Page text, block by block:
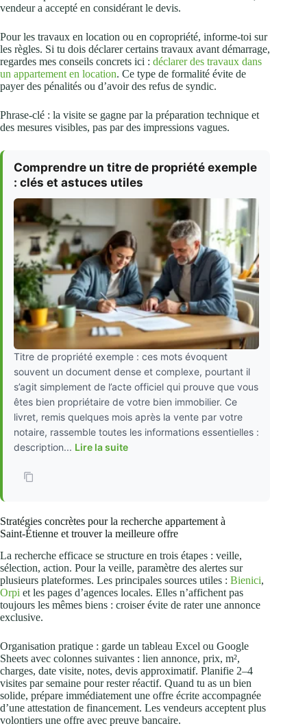
vendeur a accepté en considérant le devis.
Pour les travaux en location ou en copropriété, informe‑toi sur
les règles. Si tu dois déclarer certains travaux avant démarrage,
regardes mes conseils concrets ici : déclarer des travaux dans
un appartement en location. Ce type de formalité évite de
payer des pénalités ou d’avoir des refus de syndic.
Phrase‑clé : la visite se gagne par la préparation technique et
des mesures visibles, pas par des impressions vagues.
Comprendre un titre de propriété exemple
: clés et astuces utiles
Titre de propriété exemple : ces mots évoquent
souvent un document dense et complexe, pourtant il
s’agit simplement de l’acte officiel qui prouve que vous
êtes bien propriétaire de votre bien immobilier. Ce
livret, remis quelques mois après la vente par votre
notaire, rassemble toutes les informations essentielles :
description... Lire la suite
Stratégies concrètes pour la recherche appartement à
Saint‑Étienne et trouver la meilleure offre
La recherche efficace se structure en trois étapes : veille,
sélection, action. Pour la veille, paramètre des alertes sur
plusieurs plateformes. Les principales sources utiles : Bienici,
Orpi et les pages d’agences locales. Elles n’affichent pas
toujours les mêmes biens : croiser évite de rater une annonce
exclusive.
Organisation pratique : garde un tableau Excel ou Google
Sheets avec colonnes suivantes : lien annonce, prix, m²,
charges, date visite, notes, devis approximatif. Planifie 2–4
visites par semaine pour rester réactif. Quand tu as un bien
solide, prépare immédiatement une offre écrite accompagnée
d’une attestation de financement. Les vendeurs acceptent plus
volontiers une offre avec preuve bancaire.